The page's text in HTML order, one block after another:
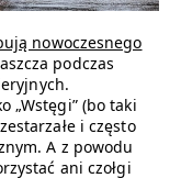
nowoczesnego
podczas
„Wstęgi” (bo taki
i często
A z powodu
ani czołgi